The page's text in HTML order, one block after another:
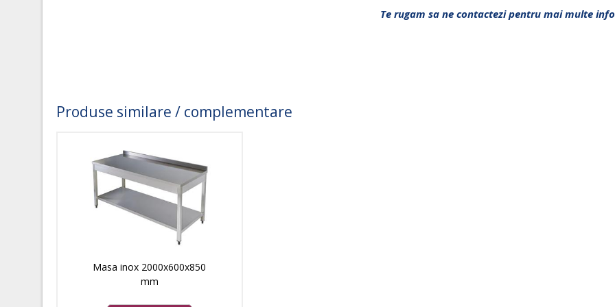
Te rugam sa ne contactezi pentru mai multe
Produse similare / complementare
Masa inox 2000x600x850
mm